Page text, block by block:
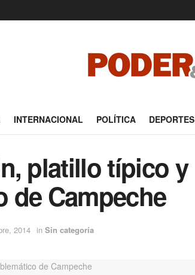
INTERNACIONAL POLÍTICA DEPORTES
platillo típico y
de Campeche
2014 in Sin categoría